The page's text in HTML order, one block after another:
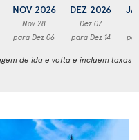
NOV 2026
Nov 28
para Dez 06
DEZ 2026
Dez 07
para Dez 14
de ida e volta e incluem taxas